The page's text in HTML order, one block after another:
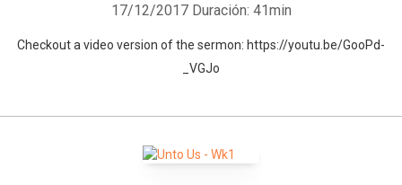
17/12/2017 Duración: 41min
Checkout a video version of the sermon: https://youtu.be/GooPd-
_VGJo